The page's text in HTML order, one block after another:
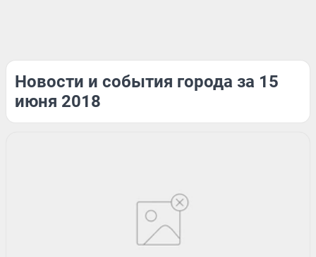
Новости и события города за 15
июня 2018